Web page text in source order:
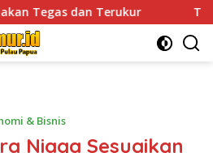
Tingkatkan
& Bisnis
Niaga Sesuaikan